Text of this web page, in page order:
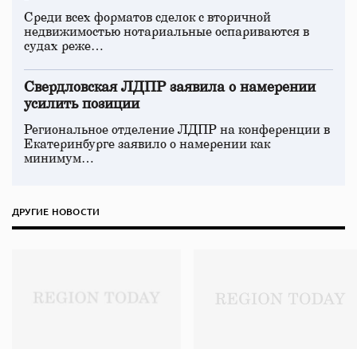
Среди всех форматов сделок с вторичной
недвижимостью нотариальные оспариваются в
судах реже…
Свердловская ЛДПР заявила о намерении
усилить позиции
Региональное отделение ЛДПР на конференции в
Екатеринбурге заявило о намерении как
минимум…
ДРУГИЕ НОВОСТИ